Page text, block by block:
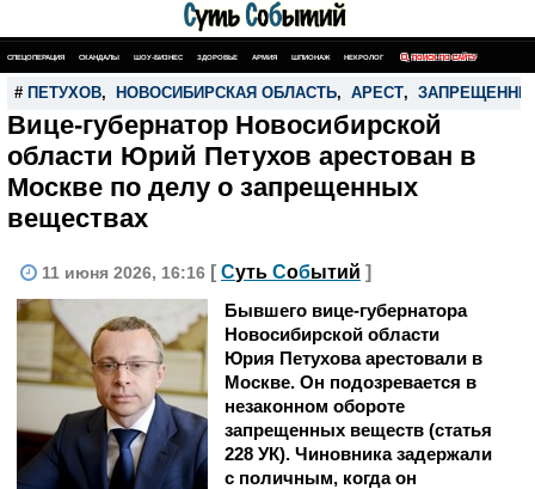
СПЕЦОПЕРАЦИЯ СКАНДАЛЫ ШОУ-БИЗНЕС ЗДОРОВЬЕ АРМИЯ ШПИОНАЖ НЕКРОЛОГ ПОИСК ПО САЙТУ
# ПЕТУХОВ, НОВОСИБИРСКАЯ ОБЛАСТЬ, АРЕСТ,
Вице-губернатор Новосибирской
области Юрий Петухов арестован в
Москве по делу о запрещенных
веществах
11 июня 2026, 16:16 [ Суть Событий ]
Бывшего вице-губернатора
Новосибирской области
Юрия Петухова арестовали в
Москве. Он подозревается в
незаконном обороте
запрещенных веществ (статья
228 УК). Чиновника задержали
с поличным, когда он